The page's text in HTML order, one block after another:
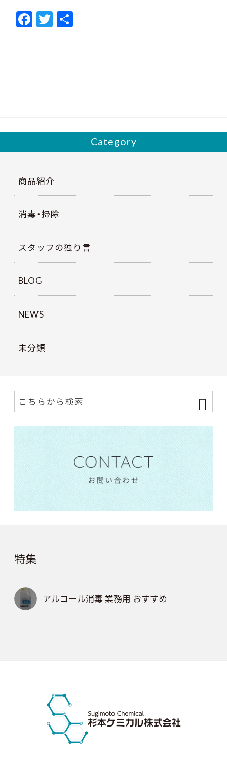
F
ac
T
w
Category
商品紹介
消毒・掃除
スタッフの独り言
BLOG
NEWS
未分類
特集
アルコール消毒 業務用 おすすめ